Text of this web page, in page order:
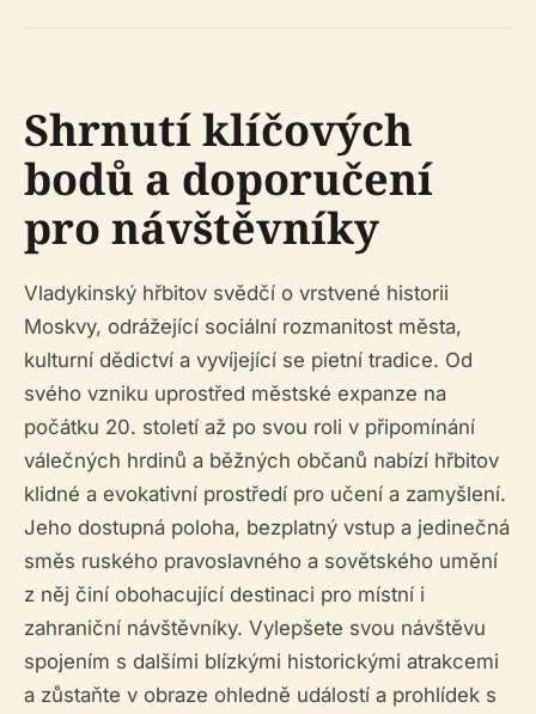
Shrnutí klíčových
bodů a doporučení
pro návštěvníky
Vladykinský hřbitov svědčí o vrstvené historii
Moskvy, odrážející sociální rozmanitost města,
kulturní dědictví a vyvíjející se pietní tradice. Od
svého vzniku uprostřed městské expanze na
počátku 20. století až po svou roli v připomínání
válečných hrdinů a běžných občanů nabízí hřbitov
klidné a evokativní prostředí pro učení a zamyšlení.
Jeho dostupná poloha, bezplatný vstup a jedinečná
směs ruského pravoslavného a sovětského umění
z něj činí obohacující destinaci pro místní i
zahraniční návštěvníky. Vylepšete svou návštěvu
spojením s dalšími blízkými historickými atrakcemi
a zůstaňte v obraze ohledně událostí a prohlídek s